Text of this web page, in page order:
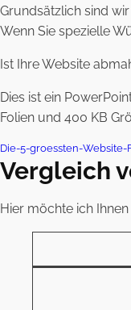
Grundsätzlich sind
Wenn Sie spezielle
Ist Ihre Website
Dies ist ein
Folien und 400 KB
Die-5-groessten-Website-
Vergleich
Hier möchte ich